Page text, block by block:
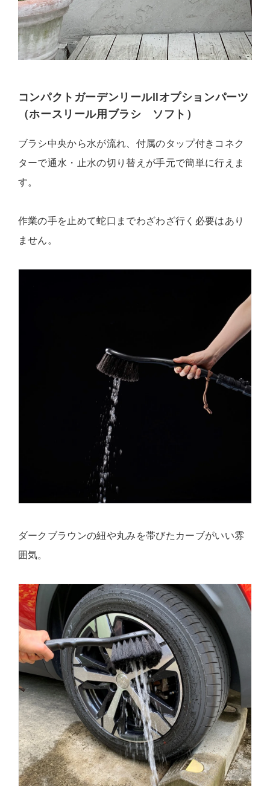
コンパクトガーデンリールⅡオプションパーツ
（ホースリール用ブラシ ソフト）
ブラシ中央から水が流れ、付属のタップ付きコネク
ターで通水・止水の切り替えが手元で簡単に行えま
す。
作業の手を止めて蛇口までわざわざ行く必要はあり
ません。
ダークブラウンの紐や丸みを帯びたカーブがいい雰
囲気。